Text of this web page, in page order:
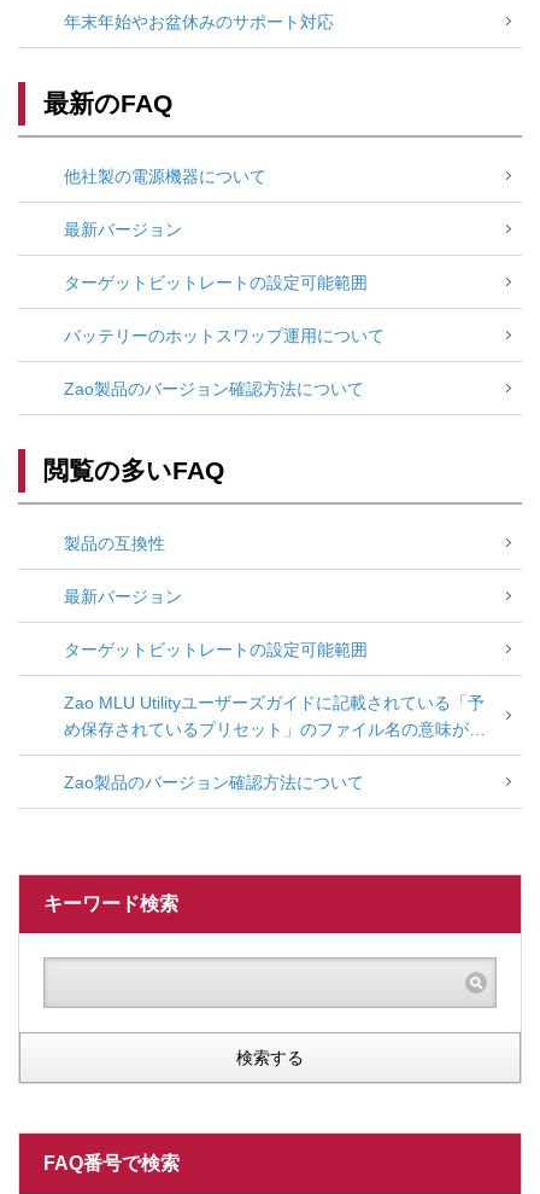
年末年始やお盆休みのサポート対応
最新のFAQ
他社製の電源機器について
最新バージョン
ターゲットビットレートの設定可能範囲
バッテリーのホットスワップ運用について
Zao製品のバージョン確認方法について
閲覧の多いFAQ
製品の互換性
最新バージョン
ターゲットビットレートの設定可能範囲
Zao MLU Utilityユーザーズガイドに記載されている「予
め保存されているプリセット」のファイル名の意味が分
からない
Zao製品のバージョン確認方法について
キーワード検索
検索する
FAQ番号で検索